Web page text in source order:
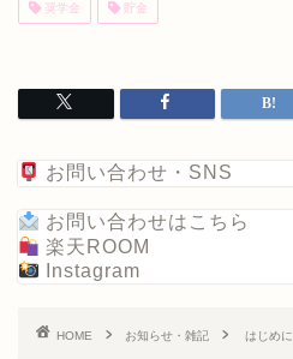
奨学金 貯金
お問い合わせ・SNS
お問い合わせはこちら
楽天ROOM
Instagram
HOME お知らせ・雑記 はじめに